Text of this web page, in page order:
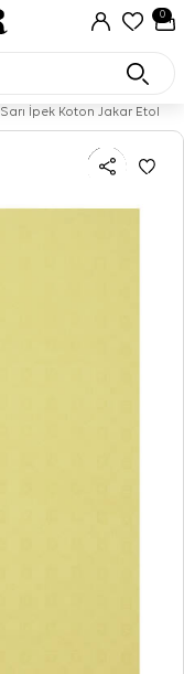
0
Sarı İpek Koton Jakar Etol